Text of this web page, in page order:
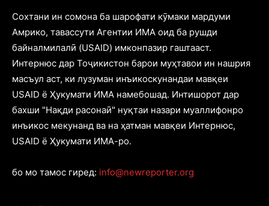
Cохтани ин сомона ба шарофати кӯмаки мардуми
Амрико, тавассути Агентии ИМА оид ба рушди
байналмилалӣ (USAID) имконпазир гаштааст.
Интернюс дар Тоҷикистон барои муҳтавои ин нашрия
масъул аст, ки лузуман инъикоскунандаи мавқеи
USAID ё Ҳукумати ИМА намебошад. Интишорот дар
бахши "Нақди расонаӣ" нуқтаи назари муаллифонро
инъикос мекунанд ва на ҳатман мавқеи Интернюс,
USAID ё Ҳукумати ИМА-ро.
бо мо тамос гиред: info@newreporter.org